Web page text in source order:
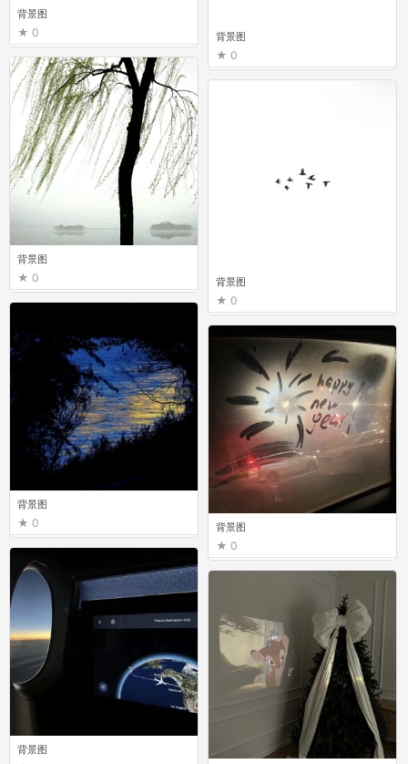
背景图
0
背景图
0
背景图
背景图
0 背景图
0
背景图
0
背景图
0